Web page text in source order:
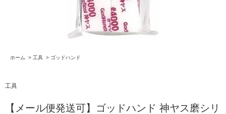
ホーム > 工具 > ゴッドハンド
工具
【メール便発送可】ゴッドハンド 神ヤス磨シリ